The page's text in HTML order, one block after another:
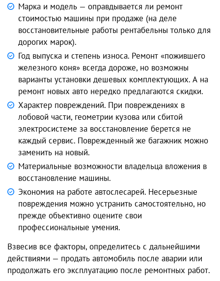
Марка и модель — оправдывается ли ремонт
стоимостью машины при продаже (на деле
восстановительные работы рентабельны только для
дорогих марок).
Год выпуска и степень износа. Ремонт «пожившего
железного коня» всегда дороже, но возможны
варианты установки дешевых комплектующих. А на
ремонт новых авто нередко предлагаются скидки.
Характер повреждений. При повреждениях в
лобовой части, геометрии кузова или сбитой
электросистеме за восстановление берется не
каждый сервис. Поврежденный же багажник можно
заменить на новый.
Материальные возможности владельца вложения в
восстановление машины.
Экономия на работе автослесарей. Несерьезные
повреждения можно устранить самостоятельно, но
прежде объективно оцените свои
профессиональные умения.
Взвесив все факторы, определитесь с дальнейшими
действиями — продать автомобиль после аварии или
продолжать его эксплуатацию после ремонтных работ.